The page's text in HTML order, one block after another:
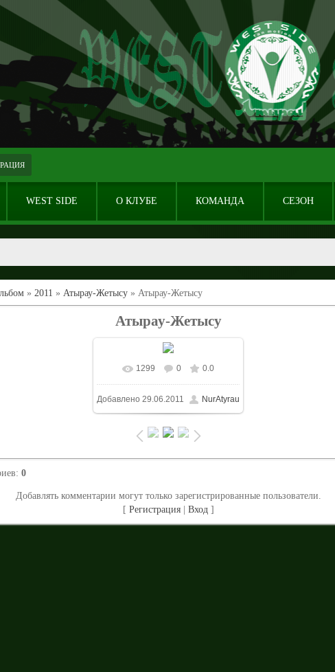
WEST SIDE О КЛУБЕ КОМАНДА СЕЗОН
» 2011 » Атырау-Жетысу » Атырау-Жетысу
Атырау-Жетысу
В реальном размере
1024x683/ 240.5Kb
1299 0 0.0
Добавлено 29.06.2011 NurAtyrau
: 0
Добавлять комментарии могут только зарегистрированные пользователи.
[ Регистрация| Вход]